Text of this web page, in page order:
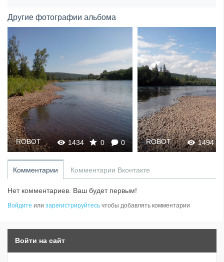
Другие фотографии альбома
1494 0 0
ROBOT 1761
ROBOT
Комментарии Комментарии Вконтакте
Нет комментариев. Ваш будет первым!
Войдите или зарегистрируйтесь чтобы добавлять комментарии
Войти на сайт